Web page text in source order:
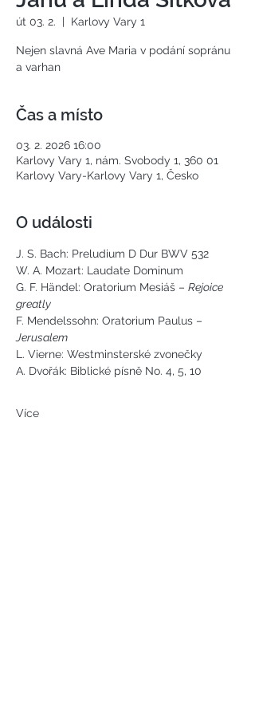
út 03. 2.
  |
Karlovy Vary 1
Nejen slavná Ave Maria v podání sopránu
a varhan
Čas a místo
03. 2. 2026 16:00
Karlovy Vary 1, nám. Svobody 1, 360 01
Karlovy Vary-Karlovy Vary 1, Česko
O události
J. S. Bach: Preludium D Dur BWV 532
W. A. Mozart: Laudate Dominum
G. F. Händel: Oratorium Mesiáš – Rejoice
greatly
F. Mendelssohn: Oratorium Paulus –
Jerusalem
L. Vierne: Westminsterské zvonečky
A. Dvořák: Biblické písně No. 4, 5, 10
Více